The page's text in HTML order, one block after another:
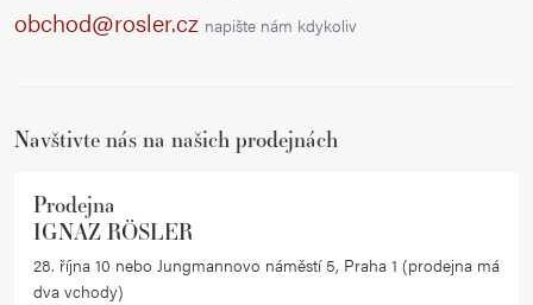
obchod@rosler.cz napište nám kdykoliv
Navštivte nás na našich prodejnách
Prodejna
IGNAZ RÖSLER
28. října 10 nebo Jungmannovo náměstí 5, Praha 1 (prodejna má
dva vchody)